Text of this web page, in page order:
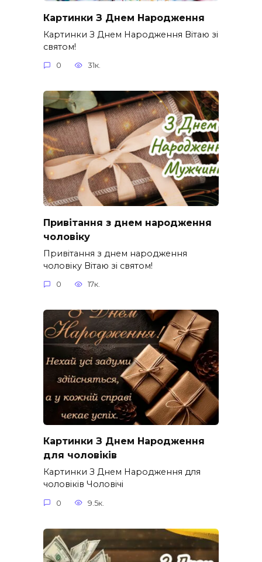
Картинки З Днем Народження
Картинки З Днем Народження Вітаю зі
святом!
0 31к.
Привітання з днем народження
чоловіку
Привітання з днем народження
чоловіку Вітаю зі святом!
0 17к.
Картинки З Днем Народження
для чоловіків​
Картинки З Днем Народження для
чоловіків​ Чоловічі
0 9.5к.